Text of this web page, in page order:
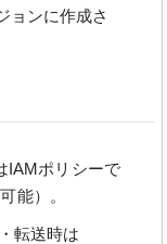
ョンに作成さ
IAMポリシーで
能）。
転送時は